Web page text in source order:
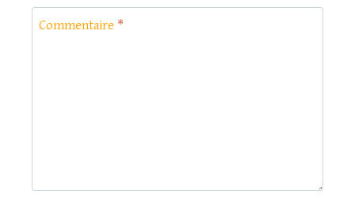
Commentaire *